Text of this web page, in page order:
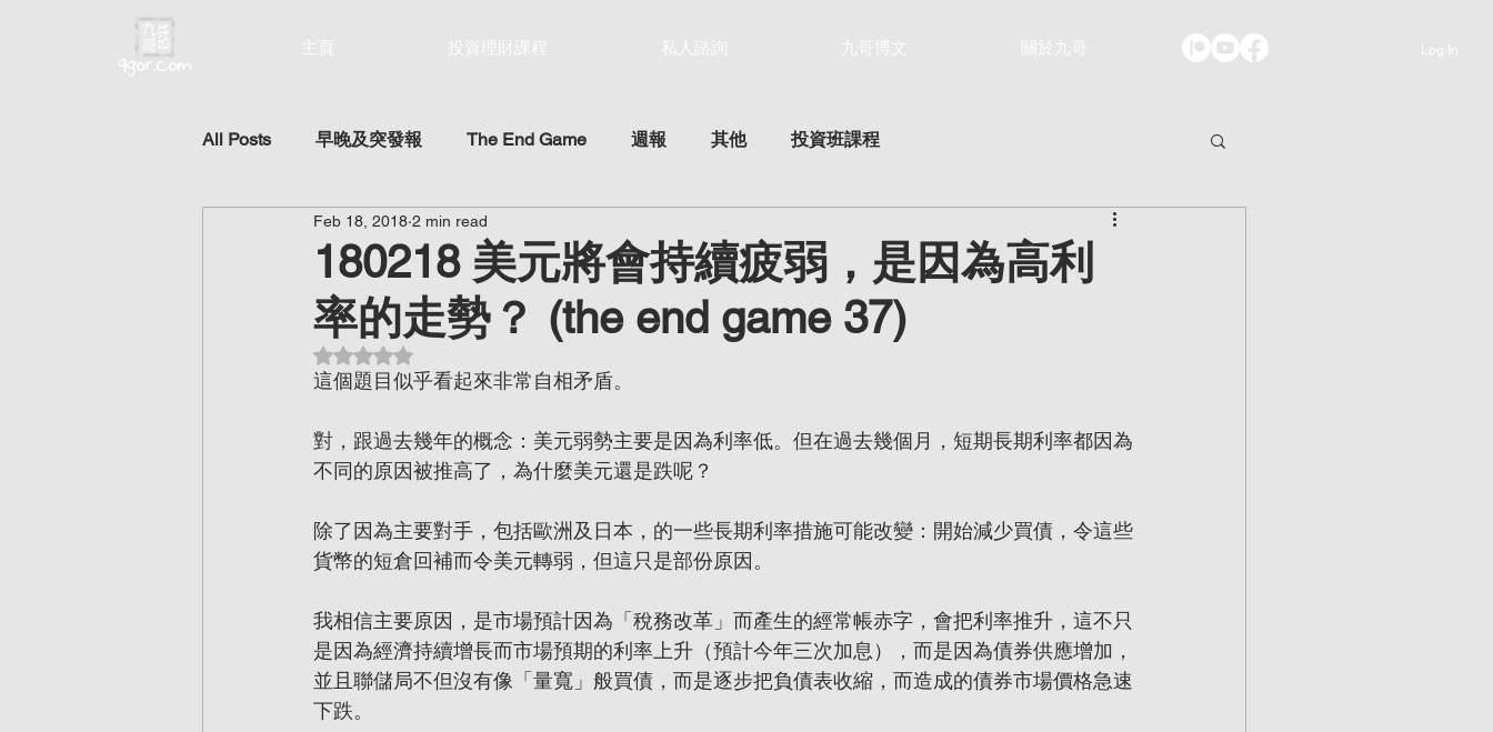
主頁 投資理財課程 私人諮詢 九哥博文 關於九哥 Log In
All Posts 早晚及突發報 The End Game 週報 其他 投資班課程
180218 美元將會持續疲弱，是因為高利
率的走勢？ (the end game 37)
Feb 18, 2018 2 min read
Rated NaN out of 5 stars.
這個題目似乎看起來非常自相矛盾。
對，跟過去幾年的概念：美元弱勢主要是因為利率低。但在過去幾個月，短期長期利率都因為
不同的原因被推高了，為什麼美元還是跌呢？
除了因為主要對手，包括歐洲及日本，的一些長期利率措施可能改變：開始減少買債，令這些
貨幣的短倉回補而令美元轉弱，但這只是部份原因。
我相信主要原因，是市場預計因為「稅務改革」而產生的經常帳赤字，會把利率推升，這不只
是因為經濟持續增長而市場預期的利率上升（預計今年三次加息），而是因為債券供應增加，
並且聯儲局不但沒有像「量寬」般買債，而是逐步把負債表收縮，而造成的債券市場價格急速
下跌。